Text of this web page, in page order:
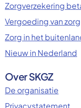
Zorgverzekering
Vergoeding van zorg
Zorg in het
Nieuw in Nederland
Over SKGZ
De organisatie
Privacystatement